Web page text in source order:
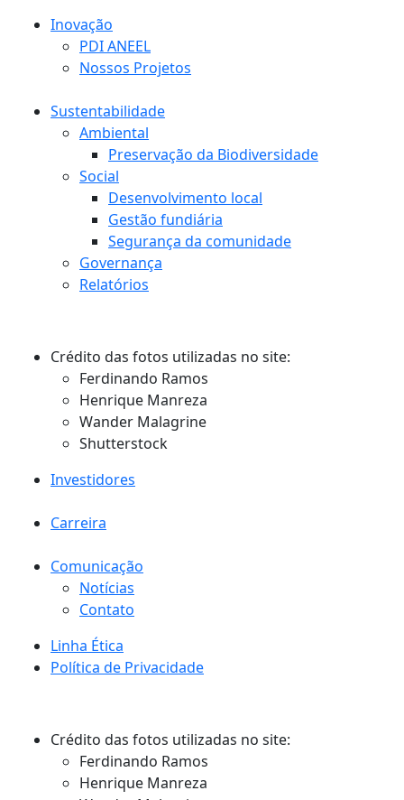
Inovação
PDI ANEEL
Nossos Projetos
Sustentabilidade
Ambiental
Preservação da Biodiversidade
Social
Desenvolvimento local
Gestão fundiária
Segurança da comunidade
Governança
Relatórios
Crédito das fotos utilizadas no site:
Ferdinando Ramos
Henrique Manreza
Wander Malagrine
Shutterstock
Investidores
Carreira
Comunicação
Notícias
Contato
Linha Ética
Política de Privacidade
Crédito das fotos utilizadas no site:
Ferdinando Ramos
Henrique Manreza